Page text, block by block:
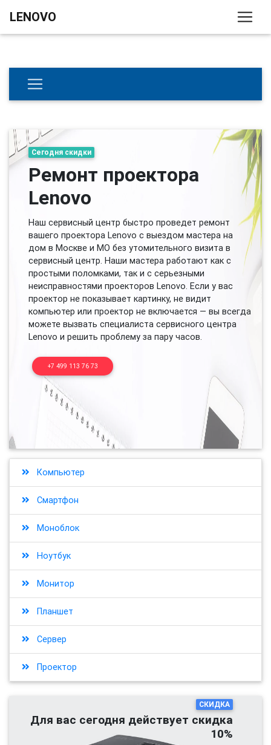
LENOVO
Сегодня скидки
Ремонт проектора
Lenovo
Наш сервисный центр быстро проведет ремонт
вашего проектора Lenovo с выездом мастера на
дом в Москве и МО без утомительного визита в
сервисный центр. Наши мастера работают как с
простыми поломками, так и с серьезными
неисправностями проекторов Lenovo. Если у вас
проектор не показывает картинку, не видит
компьютер или проектор не включается — вы всегда
можете вызвать специалиста сервисного центра
Lenovo и решить проблему за пару часов.
+7 499 113 76 73
Компьютер
Смартфон
Моноблок
Ноутбук
Монитор
Планшет
Сервер
Проектор
СКИДКА
Для вас сегодня действует скидка
10%